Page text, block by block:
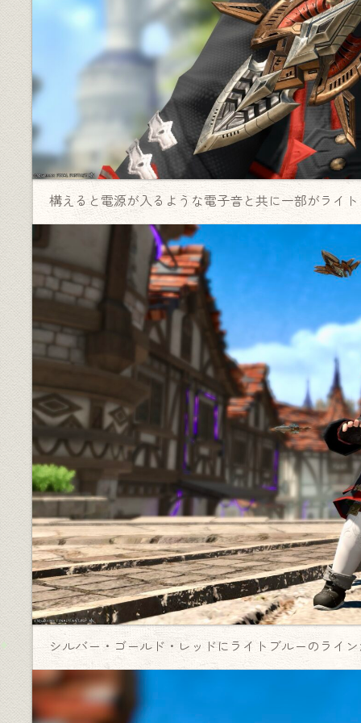
構えると電源が入るような電子音と共に一部がライ
シルバー・ゴールド・レッドにライトブルーのライ